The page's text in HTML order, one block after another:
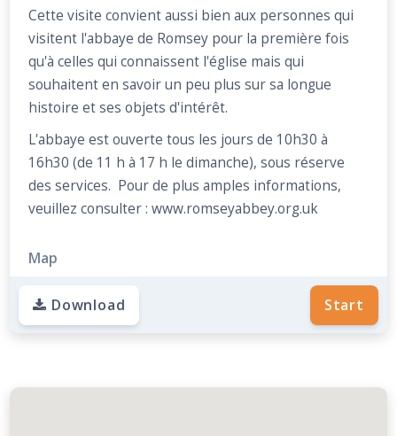
Cette visite convient aussi bien aux personnes qui
visitent l'abbaye de Romsey pour la première fois
qu'à celles qui connaissent l'église mais qui
souhaitent en savoir un peu plus sur sa longue
histoire et ses objets d'intérêt.
L'abbaye est ouverte tous les jours de 10h30 à
16h30 (de 11 h à 17 h le dimanche), sous réserve
des services. Pour de plus amples informations,
veuillez consulter : www.romseyabbey.org.uk
Map
Start
Download